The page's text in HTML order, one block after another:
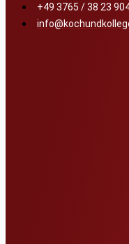
+49 3765 / 38 23